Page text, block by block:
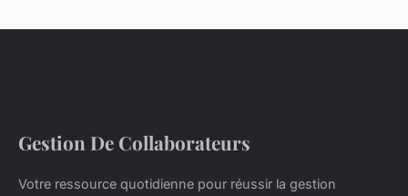
Gestion De Collaborateurs
Votre ressource quotidienne pour réussir la gestion